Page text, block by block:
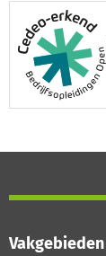
Vakgebieden